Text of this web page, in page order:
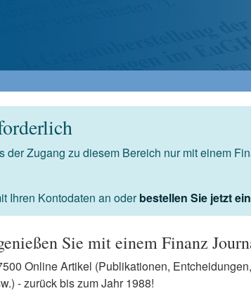
der Zugang zu diesem Bereich nur mit einem
Ihren Kontodaten an oderbestellen Sie jetzt
Sie mit einem Finanz
Online Artikel (Publikationen,
- zurück bis zum Jahr 1988!